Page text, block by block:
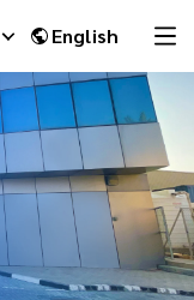
English